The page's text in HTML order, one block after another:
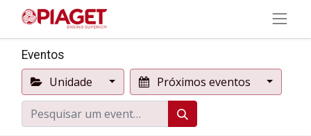
Eventos
Unidade Próximos eventos